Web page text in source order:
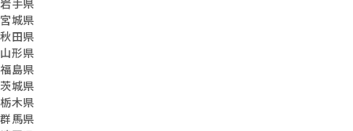
岩手県
宮城県
秋田県
山形県
福島県
茨城県
栃木県
群馬県